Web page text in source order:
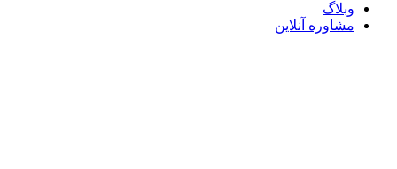
وبلاگ
مشاوره آنلاین